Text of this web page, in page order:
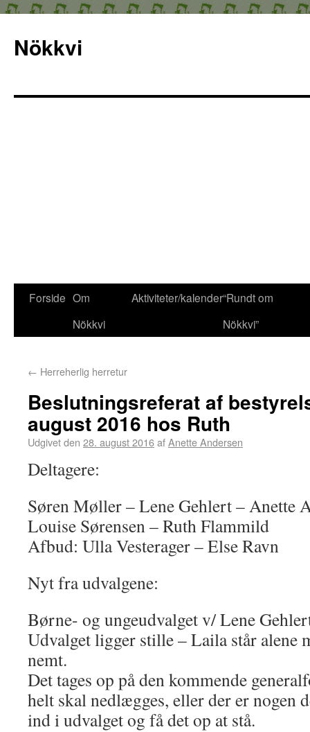
Nökkvi
Forside Om
Nökkvi
Aktiviteter/kalender“Rundt om
Nökkvi”
← Herreherlig herretur
Beslutningsreferat af
august 2016 hos Ruth
Udgivet den 28. august 2016afAnette Andersen
Deltagere:
Søren Møller – Lene Gehlert – Anette
Louise Sørensen – Ruth Flammild
Afbud: Ulla Vesterager – Else Ravn
Nyt fra udvalgene:
Børne- og ungeudvalget v/ Lene
Udvalget ligger stille – Laila står alene
nemt.
Det tages op på den kommende
helt skal nedlægges, eller der er nogen
ind i udvalget og få det op at stå.